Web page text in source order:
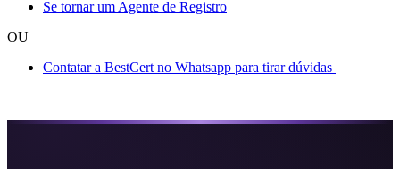
Se tornar um Agente de Registro
OU
Contatar a BestCert no Whatsapp para tirar dúvidas